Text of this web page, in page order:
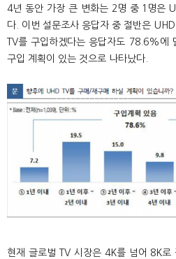
4년 동안 가장 큰 변화는 2명 중 1명은
다. 이번 설문조사 응답자 중 절반은
TV를 구입하겠다는 응답자도 78.6%에
구입 계획이 있는 것으로 나타났다.
현재 글로벌 TV 시장은 4K를 넘어 8K로